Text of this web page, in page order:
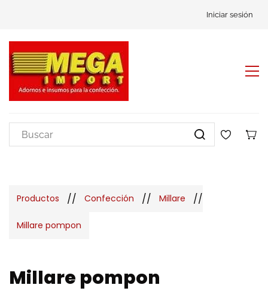
Iniciar sesión
Productos // Confección // Millare //
Millare pompon
Millare pompon